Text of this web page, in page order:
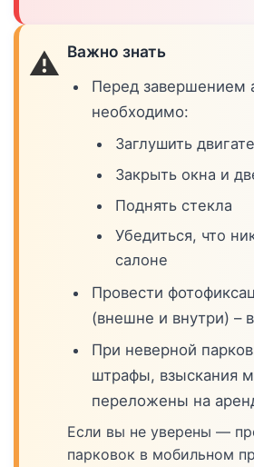
⚠️ Важно знать
Перед завершением
необходимо:
Заглушить
Закрыть окна и
Поднять стекла
Убедиться, что
салоне
Провести
(внешне и внутри) –
При неверной
штрафы, взыскания
переложены на
Если вы не уверены —
парковок в мобильном